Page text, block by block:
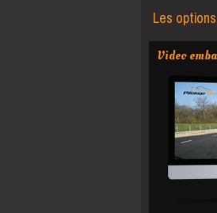
Les
Video